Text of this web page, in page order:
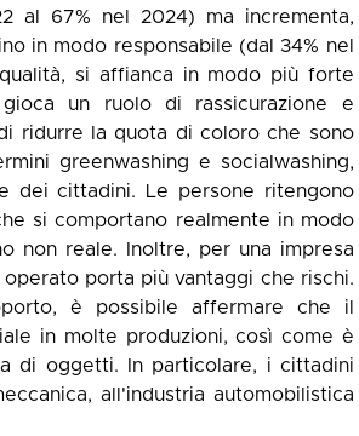
al 67% nel 2024) ma incrementa,
in modo responsabile (dal 34% nel
si affianca in modo più forte
un ruolo di rassicurazione e
ridurre la quota di coloro che sono
greenwashing e socialwashing,
dei cittadini. Le persone ritengono
si comportano realmente in modo
non reale. Inoltre, per una impresa
porta più vantaggi che rischi.
è possibile affermare che il
in molte produzioni, così come è
di oggetti. In particolare, i cittadini
all'industria automobilistica